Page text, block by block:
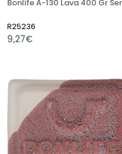
R25236
9,27€